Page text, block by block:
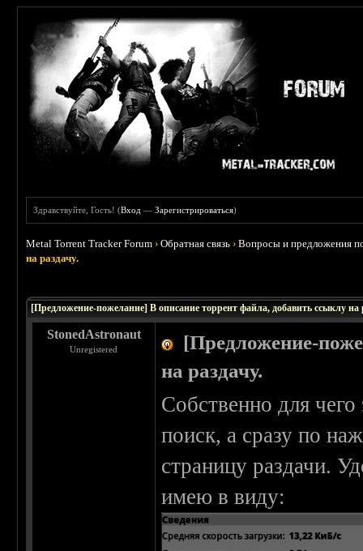
Здравствуйте, Гость! (Вход —Зарегистрироваться)
Metal Torrent Tracker Forum ›Обратная связь ›Вопросы и предложения
на раздачу.
[Предложение-пожелание] В описание торрент файла, добавить ссыклу на
StonedAstronaut
Unregistered
[Предложение-
на раздачу.
Собственно для
поиск, а сразу по
страницу раздачи.
имею в виду: